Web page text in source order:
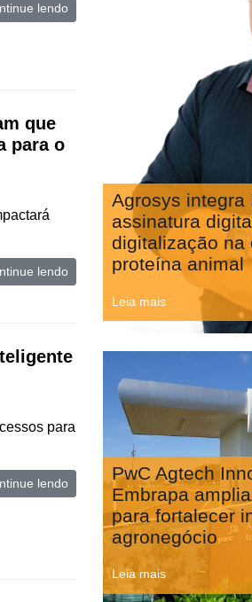
lendo
que
para o
lendo
para
lendo
Agrosys integra
assinatura
digitalização na
proteína animal
Leia mais
PwC Agtech
Embrapa
para fortalecer
agronegócio
Leia mais